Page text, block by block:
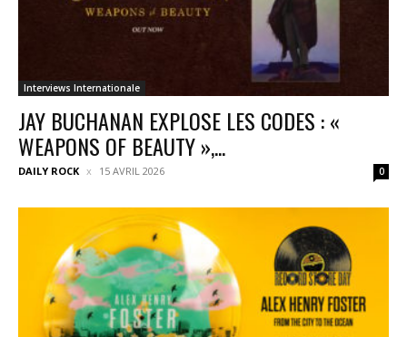
Interviews Internationale
JAY BUCHANAN EXPLOSE LES CODES : «
WEAPONS OF BEAUTY »,...
DAILY ROCK 15 AVRIL 2026 0